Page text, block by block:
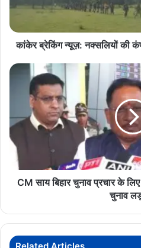
कांग्रेस इंटरव्यू प्रक्रिया
कांग्रेस रैंकिंग सिस्टम
नंबर-5
तस्वीर
आईकांकेर ब्रेकिंग न्यूज़: नक्सलियों की
CM
प्रचार
के
लिए
रवाना,कहा
से
लड़
CM साय बिहार चुनाव प्रचार के
चुनाव
Related Articles